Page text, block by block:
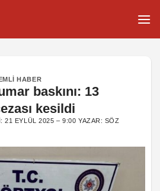
HABER
baskını: 13
kesildi
21 EYLÜL 2025 – 9:00 YAZAR: SÖZ